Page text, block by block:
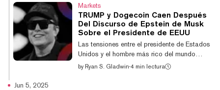
$300 millones", tuiteó el congresista Brad
Sherman (D-CA-32) el jueves, agregando
que "Trump crea 'Trump Coins' sin costo
alguno, lo que significa que esto es
simplemente un soborno de $300 millones
Markets
TRUMP y Dogecoin Caen Después
Del Discurso de Epstein de Musk
Sobre el Presidente de EEUU
Las tensiones entre el presidente de Estados
Unidos y el hombre más rico del mundo
llegaron a su punto máximo el jueves,
by Ryan S. Gladwin·4 min lectura
Jun 5, 2025